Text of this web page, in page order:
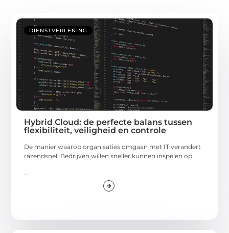
DIENSTVERLENING
Hybrid Cloud: de perfecte balans tussen
flexibiliteit, veiligheid en controle
De manier waarop organisaties omgaan met IT verandert
razendsnel. Bedrijven willen sneller kunnen inspelen op